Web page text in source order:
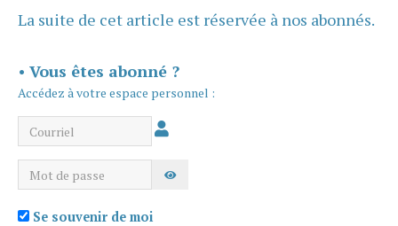
La suite de cet article est réservée à nos abonnés.
• Vous êtes abonné ?
Accédez à votre espace personnel :
Courriel
Mot de passe AFFICHER LE MOT DE PASSE
Se souvenir de moi